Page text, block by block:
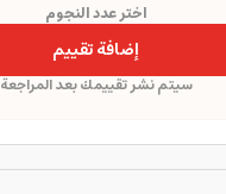
اختر عدد النجوم
إضافة تقييم
سيتم نشر تقييمك بعد المراجعة